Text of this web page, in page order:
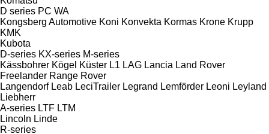
D series PC WA
Kongsberg Automotive Koni Konvekta Kormas Krone Krupp
KMK
Kubota
D-series KX-series M-series
Kässbohrer Kögel Küster L1 LAG Lancia Land Rover
Freelander Range Rover
Langendorf Leab LeciTrailer Legrand Lemförder Leoni Leyland
Liebherr
A-series LTF LTM
Lincoln Linde
R-series